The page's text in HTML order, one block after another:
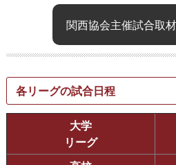
関西協会主催試合取
各リーグの試合日程
大学
リーグ